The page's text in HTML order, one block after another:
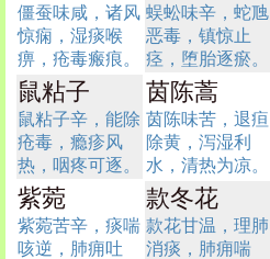
僵蚕味咸，诸风
惊痫，湿痰喉
痹，疮毒瘢痕。
蜈蚣味辛，蛇虺
恶毒，镇惊止
痉，堕胎逐瘀。
鼠粘子
鼠粘子辛，能除
疮毒，瘾疹风
热，咽疼可逐。
茵陈蒿
茵陈味苦，退疸
除黄，泻湿利
水，清热为凉。
紫菀
紫菀苦辛，痰喘
咳逆，肺痈吐
款冬花
款花甘温，理肺
消痰，肺痈喘